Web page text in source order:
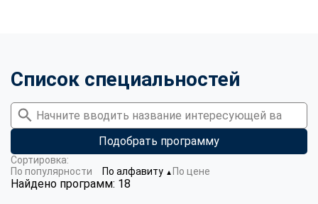
Список специальностей
Подобрать программу
Найдено программ: 18
Сортировка:
По популярности
По алфавиту ▼ По цене